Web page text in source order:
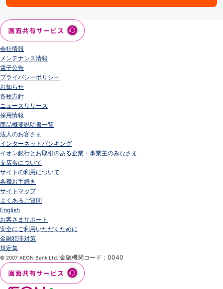
会社情報
メンテナンス情報
電子公告
プライバシーポリシー
お知らせ
各種方針
ニュースリリース
採用情報
商品概要説明書一覧
法人のお客さま
インターネットバンキング
イオン銀行とお取引のある企業・事業主のみなさま
支店名について
サイトの利用について
各種お手続き
サイトマップ
よくあるご質問
English
お客さまサポート
安全にご利用いただくために
金融犯罪対策
規定集
© 2007 AEON Bank,Ltd. 金融機関コード：0040